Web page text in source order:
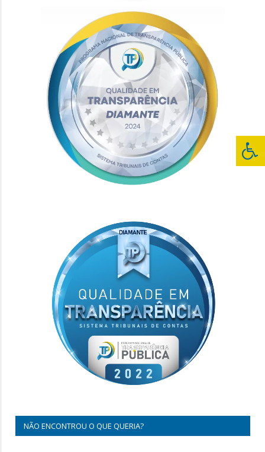
NÃO ENCONTROU O QUE QUERIA?